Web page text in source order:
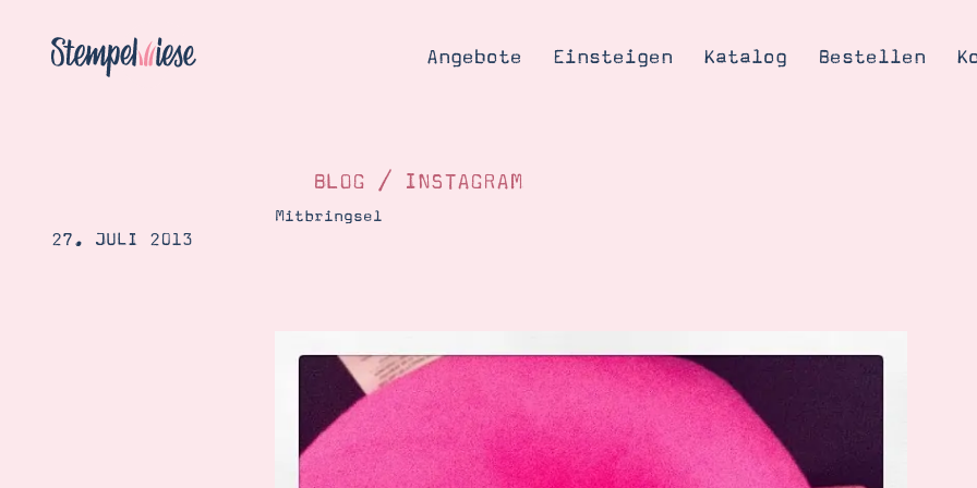
Angebote Einsteigen Katalog Bestellen
Gutscheine
Produkte erklärt
Über mich
Über Stampin’ Up!
BLOG / INSTAGRAM
Mitbringsel
27. JULI 2013